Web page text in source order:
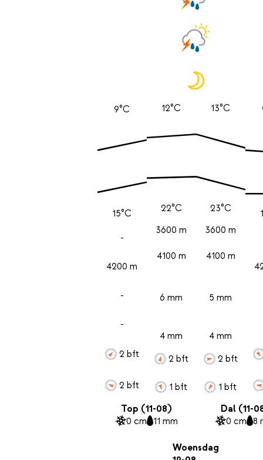
9°C
15°C
-
4200 m
-
-
2 bft
2 bft
12°C
22°C
3600 m
4100 m
6 mm
4 mm
2 bft
1 bft
13°C
23°C
3600 m
4100 m
5 mm
4 mm
2 bft
1 bft
Top (11-08)
0 cm 11 mm
Dal (11-
0 cm 8
Woensdag